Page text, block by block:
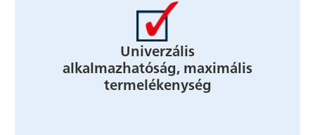
Univerzális
alkalmazhatóság, maximális
termelékenység